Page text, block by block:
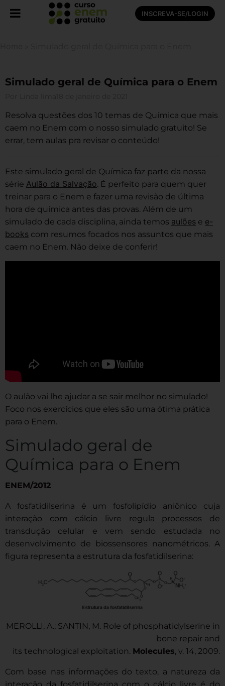
INSCREVA-SE/LOGIN
Simulado geral de Química para o Enem
Resolva questões dos 10 temas de Química que mais
caem no Enem com o nosso simulado gratuito! Se
errar, tem aulas pra revisar o conteúdo!
Este simulado geral de Química faz parte da nossa
série Aulão da Salvação. É perfeito para quem quer
treinar para o Enem e fazer uma revisão de última
hora de química antes das provas. Além de um
simulado de cada disciplina, ainda temos aulões e e-
books com resumos focados nos assuntos que mais
caem no Enem. Não deixe de conferir!
O aulão vai lhe ajudar a se sair melhor no simulado!
Foco nos exercícios que eles são uma ótima prática
para o Enem.
Simulado geral de
Química para o Enem
ENEM/2012
A fosfatidilserina é um fosfolipídio aniônico cuja
interação com cálcio livre regula processos de
transdução celular e vem sendo estudada no
desenvolvimento de biossensores nanométricos. A
figura representa a estrutura da fosfatidilserina:
MEROLLI, A.; SANTIN, M. Role of phosphatidylserine in
bone repair and
its technological exploitation. Molecules, v. 14, 2009.
Com base nas informações do texto, a natureza da